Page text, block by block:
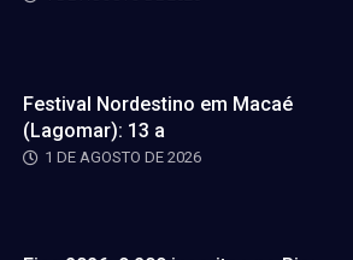
Festival Nordestino em Macaé
(Lagomar): 13 a
1 DE AGOSTO DE 2026